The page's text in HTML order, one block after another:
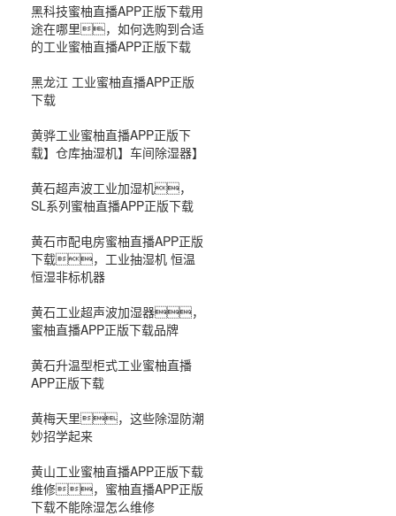
黑科技蜜柚直播APP正版下载用
途在哪里，如何选购到合适
的工业蜜柚直播APP正版下载
黑龙江 工业蜜柚直播APP正版
下载
黄骅工业蜜柚直播APP正版下
载】仓库抽湿机】车间除湿器】
黄石超声波工业加湿机，
SL系列蜜柚直播APP正版下载
黄石市配电房蜜柚直播APP正版
下载，工业抽湿机 恒温
恒湿非标机器
黄石工业超声波加湿器，
蜜柚直播APP正版下载品牌
黄石升温型柜式工业蜜柚直播
APP正版下载
黄梅天里，这些除湿防潮
妙招学起来
黄山工业蜜柚直播APP正版下载
维修，蜜柚直播APP正版
下载不能除湿怎么维修